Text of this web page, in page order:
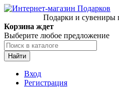
Подарки и сувениры
Корзина ждет
Выберите любое предложение
Найти
Вход
Регистрация